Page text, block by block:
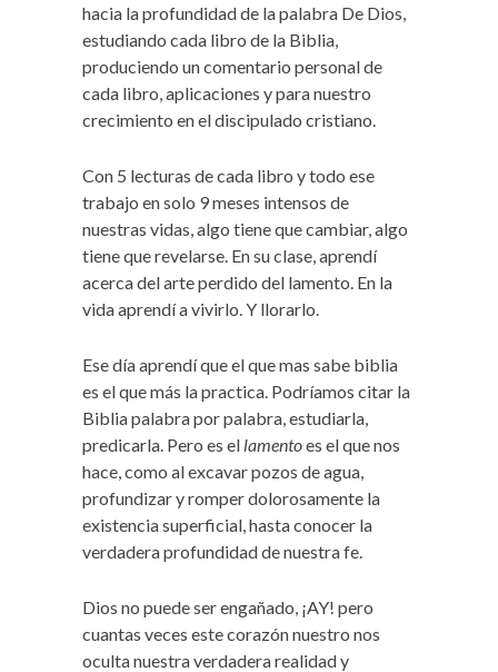
hacia la profundidad de la palabra De Dios,
estudiando cada libro de la Biblia,
produciendo un comentario personal de
cada libro, aplicaciones y para nuestro
crecimiento en el discipulado cristiano.
Con 5 lecturas de cada libro y todo ese
trabajo en solo 9 meses intensos de
nuestras vidas, algo tiene que cambiar, algo
tiene que revelarse. En su clase, aprendí
acerca del arte perdido del lamento. En la
vida aprendí a vivirlo. Y llorarlo.
Ese día aprendí que el que mas sabe biblia
es el que más la practica. Podríamos citar la
Biblia palabra por palabra, estudiarla,
predicarla. Pero es el lamentoes el que nos
hace, como al excavar pozos de agua,
profundizar y romper dolorosamente la
existencia superficial, hasta conocer la
verdadera profundidad de nuestra fe.
Dios no puede ser engañado, ¡AY! pero
cuantas veces este corazón nuestro nos
oculta nuestra verdadera realidad y